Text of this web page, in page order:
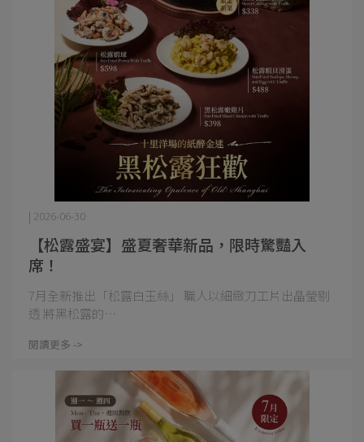
【松露盛宴】盛夏奢華新品，限時驚豔入
席！
| 2026-06-30
7月全新推出「松露白玉絲」 職人以細緻刀工片出晶瑩剔
透 將黑松露的⋯
閱讀更多 ->